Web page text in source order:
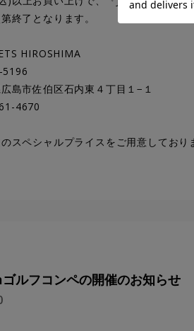
終了となります。
HIROSHIMA
5196
市佐伯区石内東４丁目１−１
4670
スペシャルプライスをご用意してお
ルフコンペの開催のお知らせ